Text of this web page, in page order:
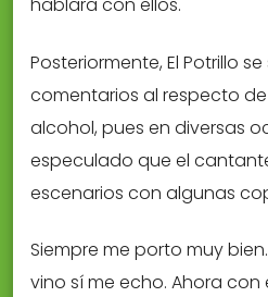
hablara con ellos.
Posteriormente, El Potrillo
comentarios al respecto
alcohol, pues en diversas
especulado que el
escenarios con algunas
Siempre me porto muy
vino sí me echo. Ahora